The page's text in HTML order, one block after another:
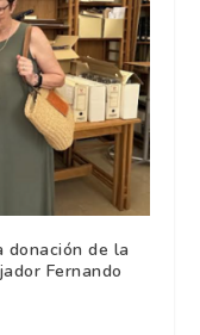
donación de la
Fernando